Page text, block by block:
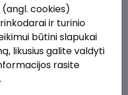
vyr. ekspertas
cookies)
ir turinio
būtini slapukai
likusius galite valdyti
rasite